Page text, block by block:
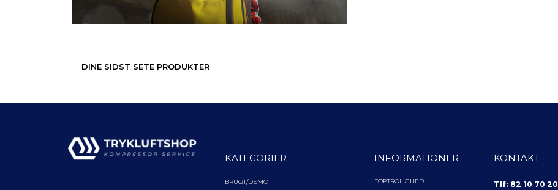
DINE SIDST SETE PRODUKTER
KATEGORIER
BRUGT/DEMO
INFORMATIONER
FORTROLIGHED
KONTAKT
Tlf: 82 10 70 20